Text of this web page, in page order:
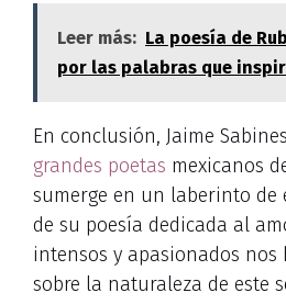
Leer más: La poesía de
por las palabras que
En conclusión, Jaime
grandes poetas mexicanos
sumerge en un laberinto de
de su poesía dedicada al
intensos y apasionados
sobre la naturaleza de este